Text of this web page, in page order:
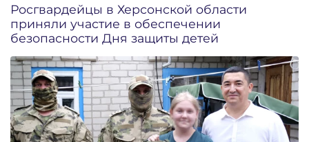
Росгвардейцы в Херсонской области
приняли участие в обеспечении
безопасности Дня защиты детей